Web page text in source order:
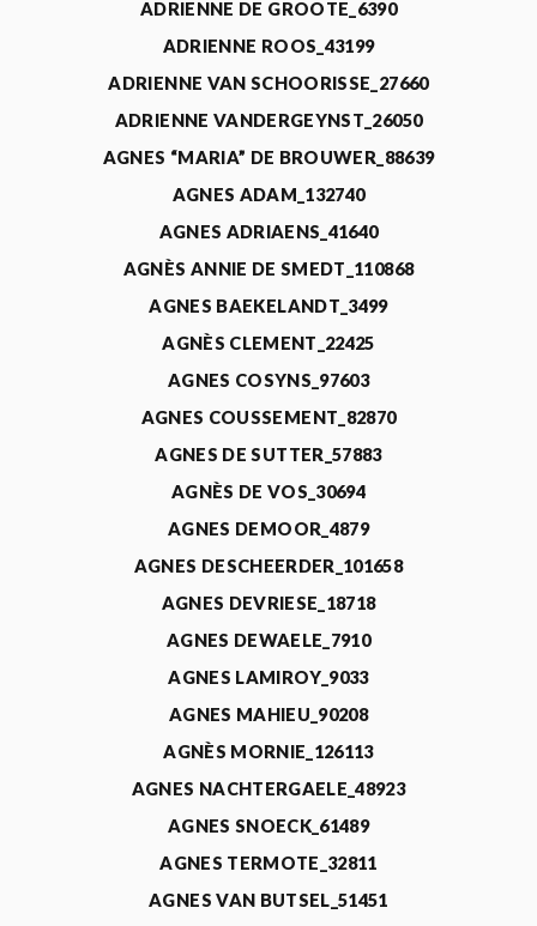
ADRIENNE DE GROOTE_6390
ADRIENNE ROOS_43199
ADRIENNE VAN SCHOORISSE_27660
ADRIENNE VANDERGEYNST_26050
AGNES “MARIA” DE BROUWER_88639
AGNES ADAM_132740
AGNES ADRIAENS_41640
AGNÈS ANNIE DE SMEDT_110868
AGNES BAEKELANDT_3499
AGNÈS CLEMENT_22425
AGNES COSYNS_97603
AGNES COUSSEMENT_82870
AGNES DE SUTTER_57883
AGNÈS DE VOS_30694
AGNES DEMOOR_4879
AGNES DESCHEERDER_101658
AGNES DEVRIESE_18718
AGNES DEWAELE_7910
AGNES LAMIROY_9033
AGNES MAHIEU_90208
AGNÈS MORNIE_126113
AGNES NACHTERGAELE_48923
AGNES SNOECK_61489
AGNES TERMOTE_32811
AGNES VAN BUTSEL_51451